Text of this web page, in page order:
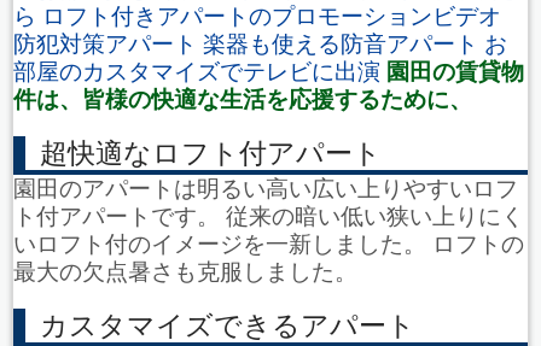
ら ロフト付きアパートのプロモーションビデオ
防犯対策アパート 楽器も使える防音アパート お
部屋のカスタマイズでテレビに出演 園田の賃貸物
件は、皆様の快適な生活を応援するために、
超快適なロフト付アパート
園田のアパートは明るい高い広い上りやすいロフ
ト付アパートです。 従来の暗い低い狭い上りにく
いロフト付のイメージを一新しました。 ロフトの
最大の欠点暑さも克服しました。
カスタマイズできるアパート